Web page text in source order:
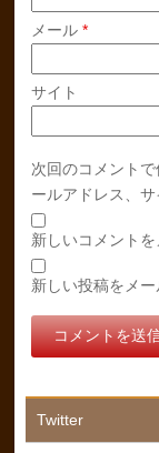
メール*
サイト
次回のコメント
ールアドレス、サ
新しいコメント
新しい投稿をメ
Twitter